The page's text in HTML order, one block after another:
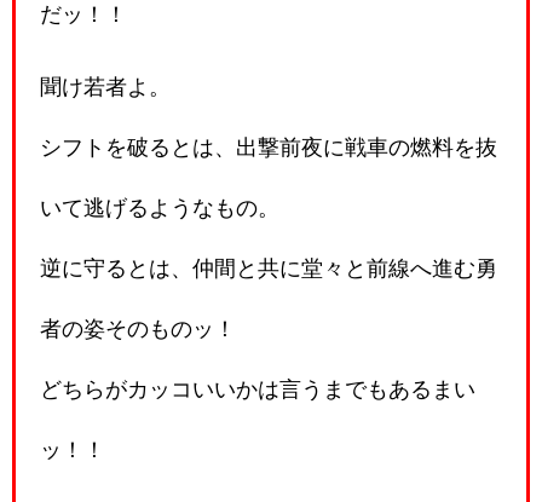
だッ！！
聞け若者よ。
シフトを破るとは、出撃前夜に戦車の燃料を抜
いて逃げるようなもの。
逆に守るとは、仲間と共に堂々と前線へ進む勇
者の姿そのものッ！
どちらがカッコいいかは言うまでもあるまい
ッ！！